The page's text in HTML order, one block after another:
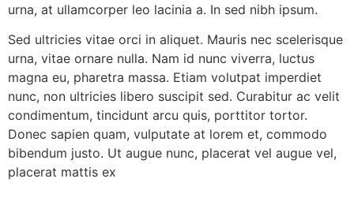
urna, at ullamcorper leo lacinia a. In sed nibh ipsum.
Sed ultricies vitae orci in aliquet. Mauris nec scelerisque
urna, vitae ornare nulla. Nam id nunc viverra, luctus
magna eu, pharetra massa. Etiam volutpat imperdiet
nunc, non ultricies libero suscipit sed. Curabitur ac velit
condimentum, tincidunt arcu quis, porttitor tortor.
Donec sapien quam, vulputate at lorem et, commodo
bibendum justo. Ut augue nunc, placerat vel augue vel,
placerat mattis ex